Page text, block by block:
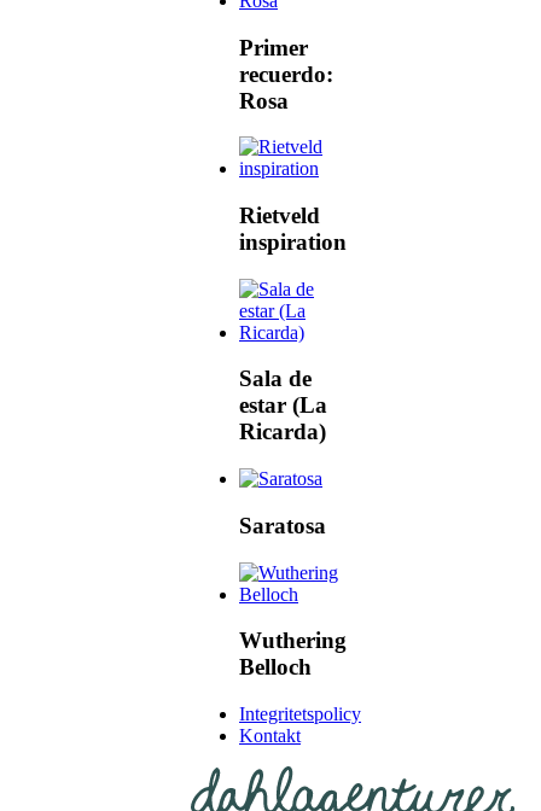
Primer
recuerdo:
Rosa
Rietveld
inspiration
Sala de
estar (La
Ricarda)
Saratosa
Wuthering
Belloch
Integritetspolicy
Kontakt